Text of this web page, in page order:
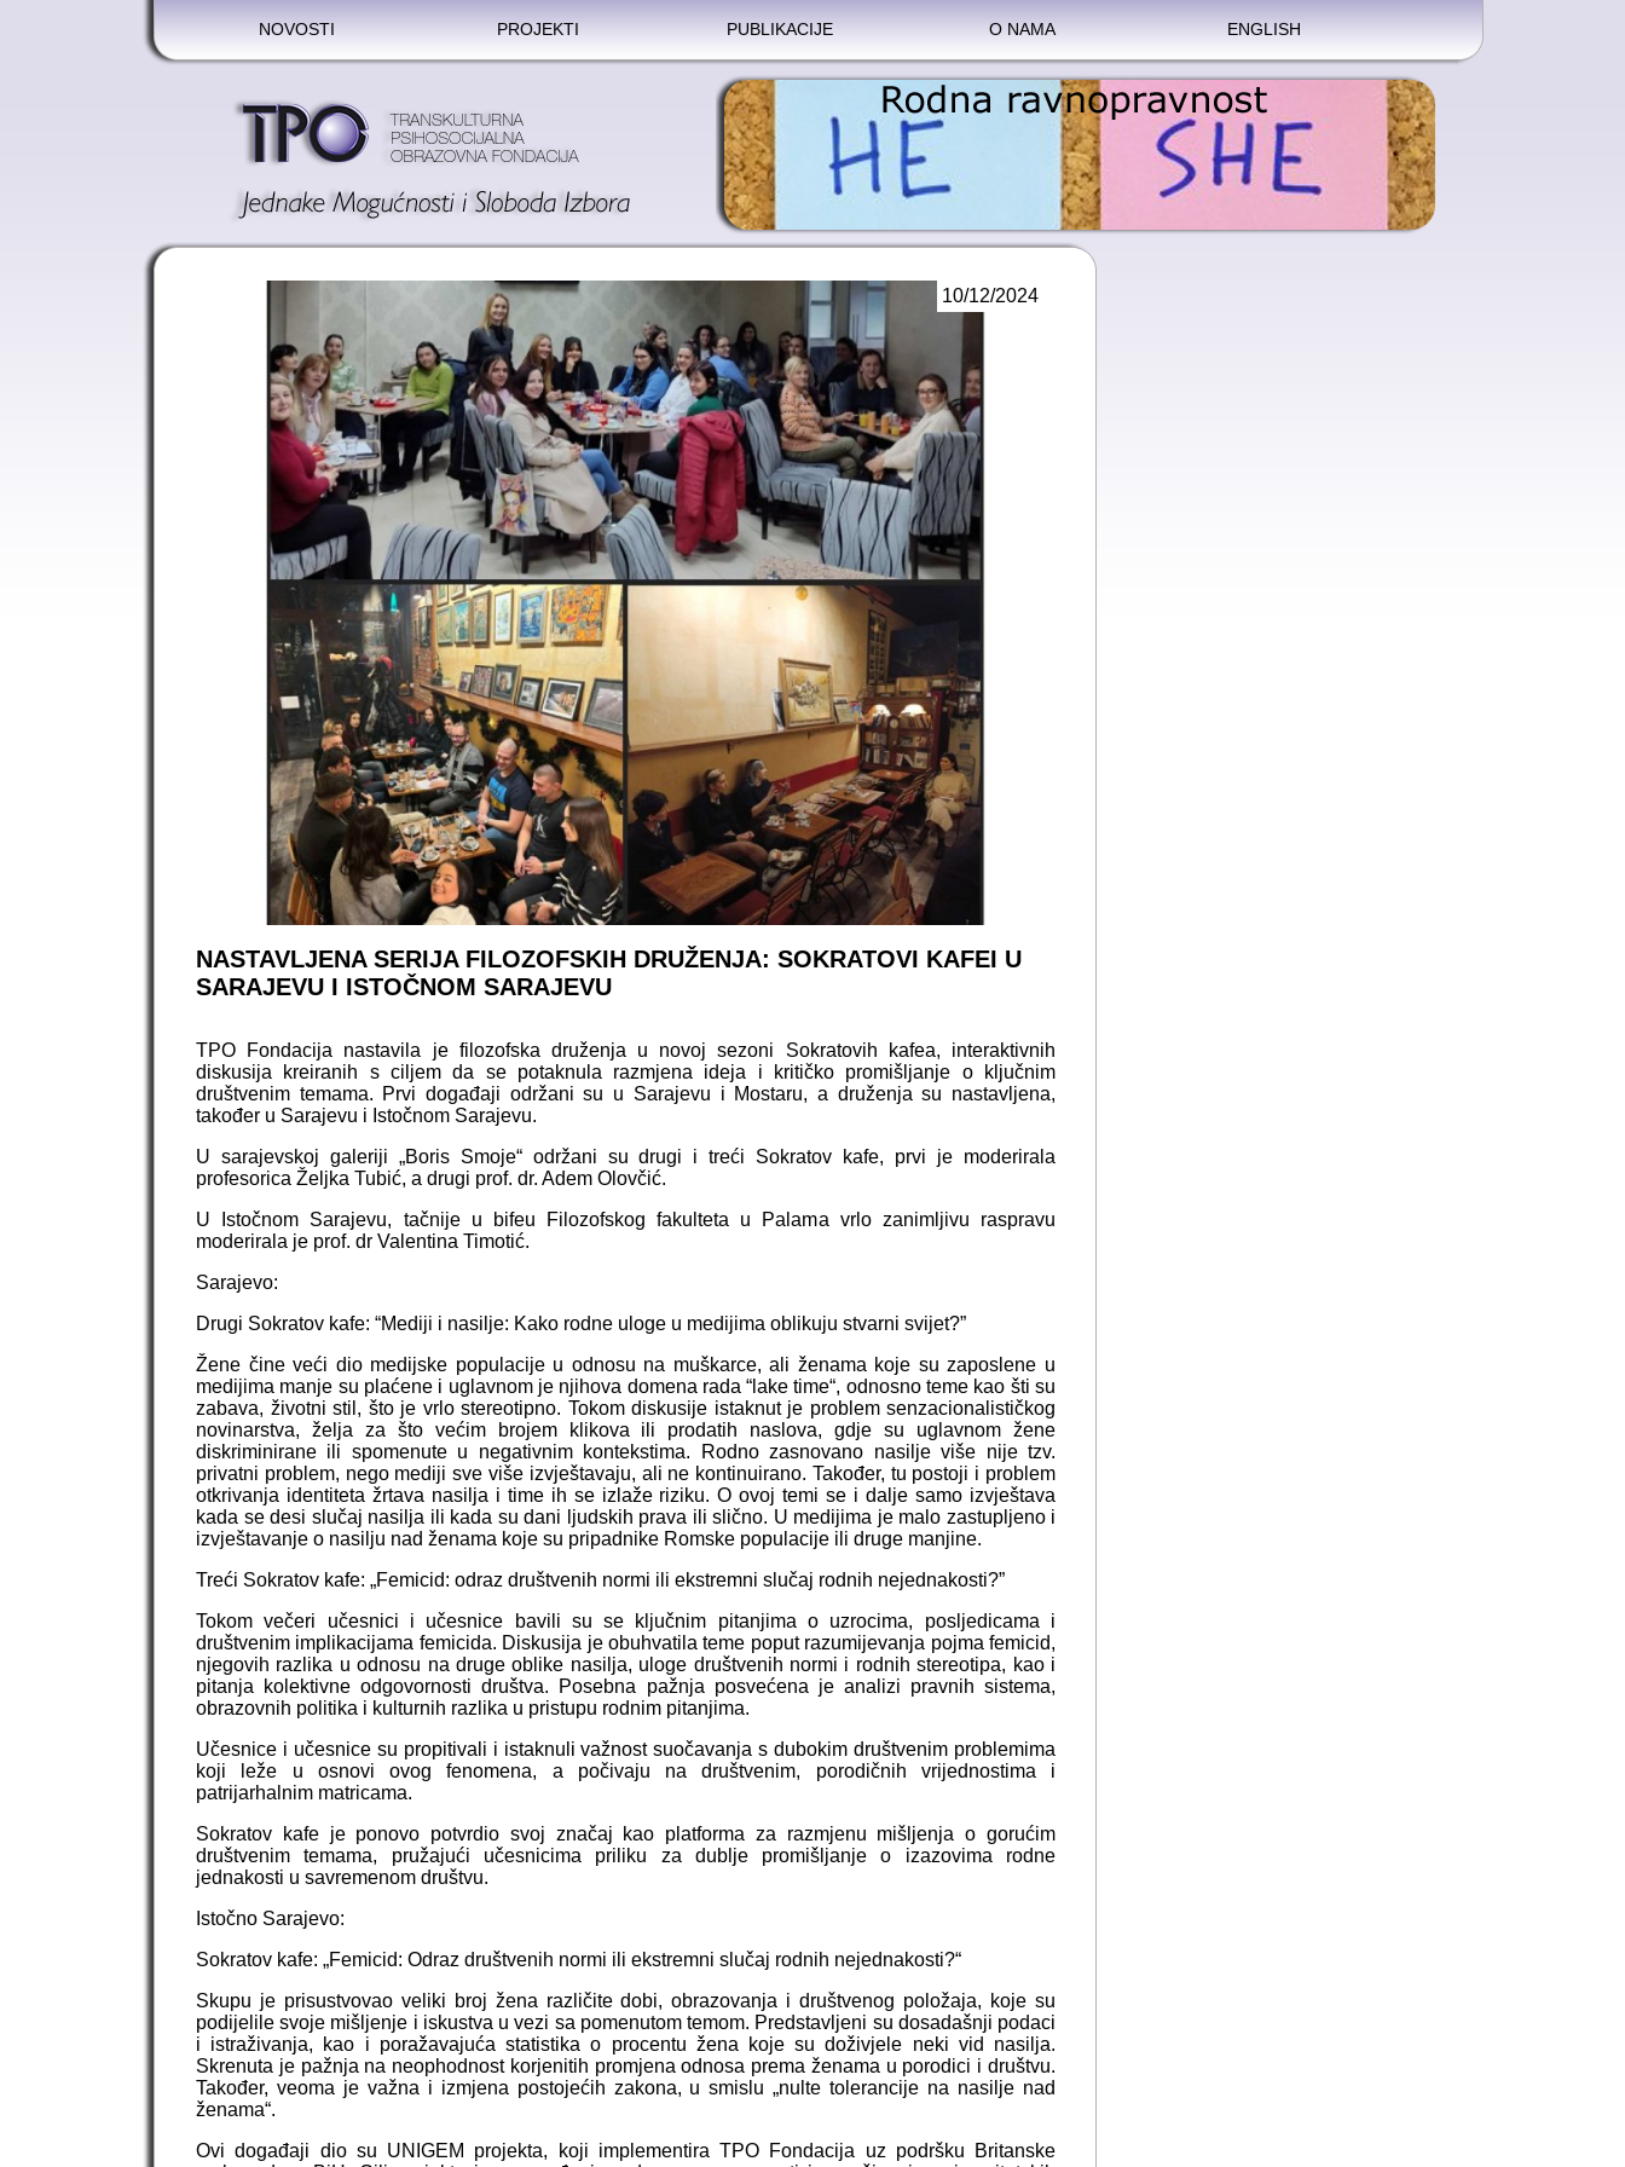
NOVOSTI PROJEKTI PUBLIKACIJE O NAMA ENGLISH
10/12/2024
NASTAVLJENA SERIJA FILOZOFSKIH DRUŽENJA: SOKRATOVI KAFEI U
SARAJEVU I ISTOČNOM SARAJEVU
TPO Fondacija nastavila je filozofska druženja u novoj sezoni Sokratovih kafea, interaktivnih
diskusija kreiranih s ciljem da se potaknula razmjena ideja i kritičko promišljanje o ključnim
društvenim temama. Prvi događaji održani su u Sarajevu i Mostaru, a druženja su nastavljena,
također u Sarajevu i Istočnom Sarajevu.
U sarajevskoj galeriji „Boris Smoje“ održani su drugi i treći Sokratov kafe, prvi je moderirala
profesorica Željka Tubić, a drugi prof. dr. Adem Olovčić.
U Istočnom Sarajevu, tačnije u bifeu Filozofskog fakulteta u Palama vrlo zanimljivu raspravu
moderirala je prof. dr Valentina Timotić.
Sarajevo:
Drugi Sokratov kafe: “Mediji i nasilje: Kako rodne uloge u medijima oblikuju stvarni svijet?”
Žene čine veći dio medijske populacije u odnosu na muškarce, ali ženama koje su zaposlene u
medijima manje su plaćene i uglavnom je njihova domena rada “lake time“, odnosno teme kao šti su
zabava, životni stil, što je vrlo stereotipno. Tokom diskusije istaknut je problem senzacionalističkog
novinarstva, želja za što većim brojem klikova ili prodatih naslova, gdje su uglavnom žene
diskriminirane ili spomenute u negativnim kontekstima. Rodno zasnovano nasilje više nije tzv.
privatni problem, nego mediji sve više izvještavaju, ali ne kontinuirano. Također, tu postoji i problem
otkrivanja identiteta žrtava nasilja i time ih se izlaže riziku. O ovoj temi se i dalje samo izvještava
kada se desi slučaj nasilja ili kada su dani ljudskih prava ili slično. U medijima je malo zastupljeno i
izvještavanje o nasilju nad ženama koje su pripadnike Romske populacije ili druge manjine.
Treći Sokratov kafe: „Femicid: odraz društvenih normi ili ekstremni slučaj rodnih nejednakosti?”
Tokom večeri učesnici i učesnice bavili su se ključnim pitanjima o uzrocima, posljedicama i
društvenim implikacijama femicida. Diskusija je obuhvatila teme poput razumijevanja pojma femicid,
njegovih razlika u odnosu na druge oblike nasilja, uloge društvenih normi i rodnih stereotipa, kao i
pitanja kolektivne odgovornosti društva. Posebna pažnja posvećena je analizi pravnih sistema,
obrazovnih politika i kulturnih razlika u pristupu rodnim pitanjima.
Učesnice i učesnice su propitivali i istaknuli važnost suočavanja s dubokim društvenim problemima
koji leže u osnovi ovog fenomena, a počivaju na društvenim, porodičnih vrijednostima i
patrijarhalnim matricama.
Sokratov kafe je ponovo potvrdio svoj značaj kao platforma za razmjenu mišljenja o gorućim
društvenim temama, pružajući učesnicima priliku za dublje promišljanje o izazovima rodne
jednakosti u savremenom društvu.
Istočno Sarajevo:
Sokratov kafe: „Femicid: Odraz društvenih normi ili ekstremni slučaj rodnih nejednakosti?“
Skupu je prisustvovao veliki broj žena različite dobi, obrazovanja i društvenog položaja, koje su
podijelile svoje mišljenje i iskustva u vezi sa pomenutom temom. Predstavljeni su dosadašnji podaci
i istraživanja, kao i poražavajuća statistika o procentu žena koje su doživjele neki vid nasilja.
Skrenuta je pažnja na neophodnost korjenitih promjena odnosa prema ženama u porodici i društvu.
Također, veoma je važna i izmjena postojećih zakona, u smislu „nulte tolerancije na nasilje nad
ženama“.
Ovi događaji dio su UNIGEM projekta, koji implementira TPO Fondacija uz podršku Britanske